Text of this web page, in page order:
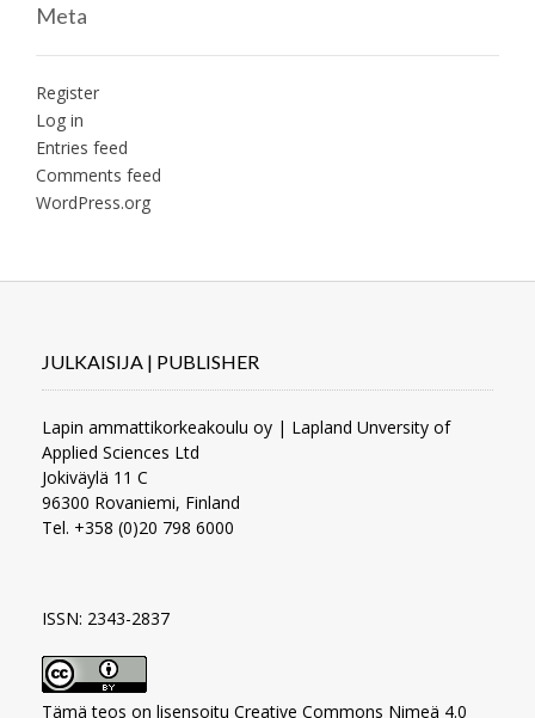
Meta
Register
Log in
Entries feed
Comments feed
WordPress.org
JULKAISIJA | PUBLISHER
Lapin ammattikorkeakoulu oy | Lapland Unversity of
Applied Sciences Ltd
Jokiväylä 11 C
96300 Rovaniemi, Finland
Tel. +358 (0)20 798 6000
ISSN: 2343-2837
Tämä teos on lisensoitu Creative Commons Nimeä 4.0